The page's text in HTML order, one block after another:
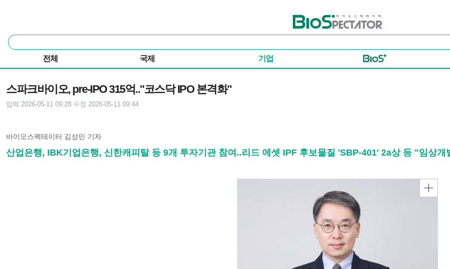
바이오스펙테이터
통
합
색
전체 국제 기업
스파크바이오, pre-IPO 315억.."코스닥 IPO 본격화"
입력 2026-05-11 09:28 수정 2026-05-11 09:44
바이오스펙테이터 김성민 기자
산업은행, IBK기업은행, 신한캐피탈 등 9개 투자기관 참여..리드 에셋 IPF 후보물질 'SBP-401' 2a상 등 "임상개